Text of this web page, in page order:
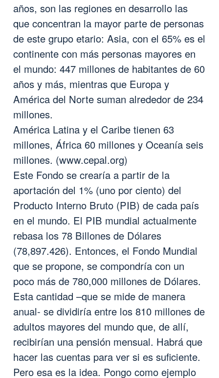
años, son las regiones en desarrollo las
que concentran la mayor parte de personas
de este grupo etario: Asia, con el 65% es el
continente con más personas mayores en
el mundo: 447 millones de habitantes de 60
años y más, mientras que Europa y
América del Norte suman alrededor de 234
millones.
América Latina y el Caribe tienen 63
millones, África 60 millones y Oceanía seis
millones. (www.cepal.org)
Este Fondo se crearía a partir de la
aportación del 1% (uno por ciento) del
Producto Interno Bruto (PIB) de cada país
en el mundo. El PIB mundial actualmente
rebasa los 78 Billones de Dólares
(78,897.426). Entonces, el Fondo Mundial
que se propone, se compondría con un
poco más de 780,000 millones de Dólares.
Esta cantidad –que se mide de manera
anual- se dividiría entre los 810 millones de
adultos mayores del mundo que, de allí,
recibirían una pensión mensual. Habrá que
hacer las cuentas para ver si es suficiente.
Pero esa es la idea. Pongo como ejemplo